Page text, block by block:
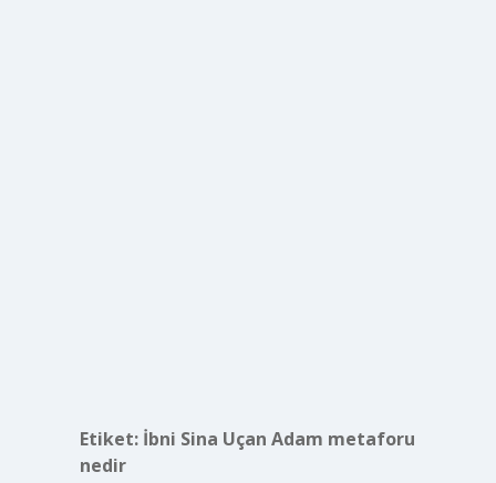
Etiket: İbni Sina Uçan Adam metaforu
nedir